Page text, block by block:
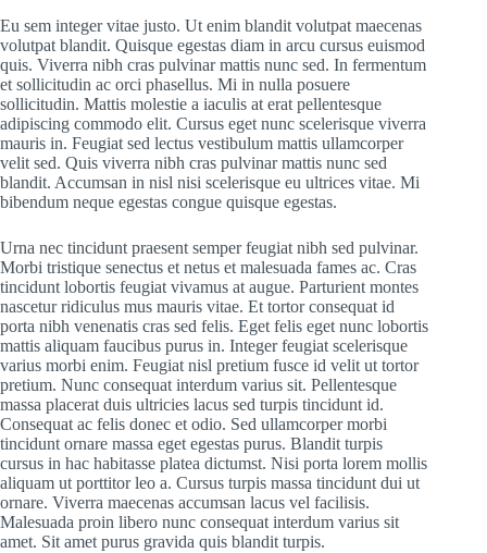
Eu sem integer vitae justo. Ut enim blandit volutpat maecenas
volutpat blandit. Quisque egestas diam in arcu cursus euismod
quis. Viverra nibh cras pulvinar mattis nunc sed. In fermentum
et sollicitudin ac orci phasellus. Mi in nulla posuere
sollicitudin. Mattis molestie a iaculis at erat pellentesque
adipiscing commodo elit. Cursus eget nunc scelerisque viverra
mauris in. Feugiat sed lectus vestibulum mattis ullamcorper
velit sed. Quis viverra nibh cras pulvinar mattis nunc sed
blandit. Accumsan in nisl nisi scelerisque eu ultrices vitae. Mi
bibendum neque egestas congue quisque egestas.
Urna nec tincidunt praesent semper feugiat nibh sed pulvinar.
Morbi tristique senectus et netus et malesuada fames ac. Cras
tincidunt lobortis feugiat vivamus at augue. Parturient montes
nascetur ridiculus mus mauris vitae. Et tortor consequat id
porta nibh venenatis cras sed felis. Eget felis eget nunc lobortis
mattis aliquam faucibus purus in. Integer feugiat scelerisque
varius morbi enim. Feugiat nisl pretium fusce id velit ut tortor
pretium. Nunc consequat interdum varius sit. Pellentesque
massa placerat duis ultricies lacus sed turpis tincidunt id.
Consequat ac felis donec et odio. Sed ullamcorper morbi
tincidunt ornare massa eget egestas purus. Blandit turpis
cursus in hac habitasse platea dictumst. Nisi porta lorem mollis
aliquam ut porttitor leo a. Cursus turpis massa tincidunt dui ut
ornare. Viverra maecenas accumsan lacus vel facilisis.
Malesuada proin libero nunc consequat interdum varius sit
amet. Sit amet purus gravida quis blandit turpis.